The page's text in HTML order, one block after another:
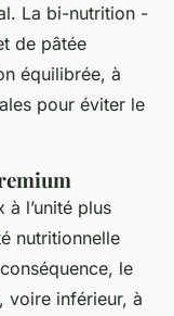
La bi-nutrition -
de pâtée
équilibrée, à
pour éviter le
l’unité plus
nutritionnelle
le
voire inférieur, à